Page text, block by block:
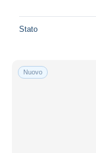
Stato
Nuovo